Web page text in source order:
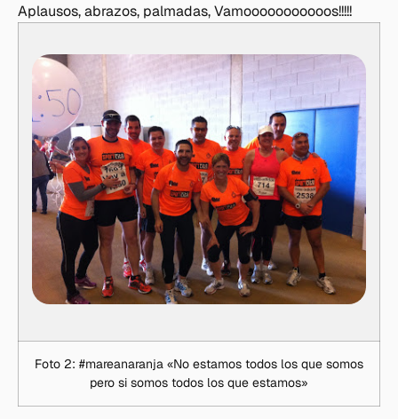
Aplausos, abrazos, palmadas, Vamooooooooooos!!!!!
Foto 2: #mareanaranja «No estamos todos los que somos
pero si somos todos los que estamos»